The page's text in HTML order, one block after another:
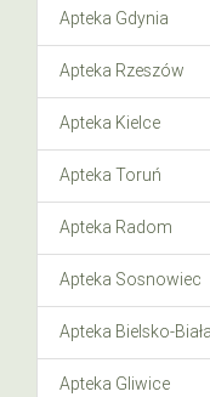
Apteka Gdynia
Apteka Rzeszów
Apteka Kielce
Apteka Toruń
Apteka Radom
Apteka Sosnowiec
Apteka Bielsko-Biała
Apteka Gliwice